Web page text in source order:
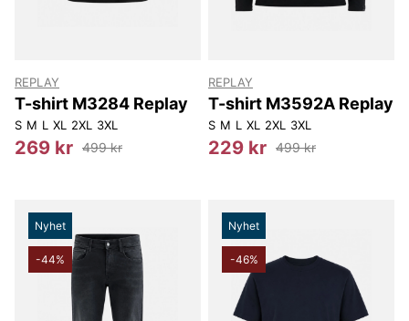
REPLAY
T-shirt M3284 Replay
S M L XL 2XL 3XL
269 kr 499 kr
REPLAY
T-shirt M3592A Replay
S M L XL 2XL 3XL
229 kr 499 kr
Nyhet
-44%
Nyhet
-46%